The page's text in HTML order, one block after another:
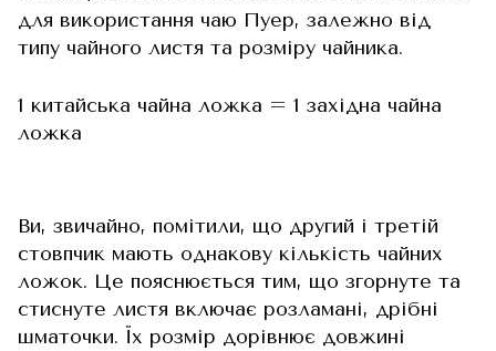
для використання чаю Пуер, залежно від
типу чайного листя та розміру чайника.
1 китайська чайна ложка = 1 західна чайна
ложка
Ви, звичайно, помітили, що другий і третій
стовпчик мають однакову кількість чайних
ложок. Це пояснюється тим, що згорнуте та
стиснуте листя включає розламані, дрібні
шматочки. Їх розмір дорівнює довжині